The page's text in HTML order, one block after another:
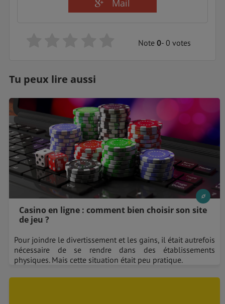
Mail
Note 0- 0 votes
Tu peux lire aussi
Casino en ligne : comment bien choisir son site
de jeu ?
Pour joindre le divertissement et les gains, il était autrefois
nécessaire de se rendre dans des établissements
physiques. Mais cette situation était peu pratique.